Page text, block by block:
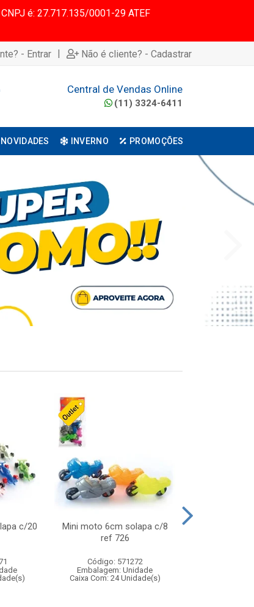
é: 27.717.135/0001-29 ATEF
- Entrar | Não é cliente? - Cadastrar
Central de Vendas Online
(11) 3324-6411
NOVIDADES INVERNO PROMOÇÕES
c/20
Mini moto 6cm solapa c/8
ref 726
Código: 571272
Embalagem: Unidade
Caixa Com: 24 Unidade(s)